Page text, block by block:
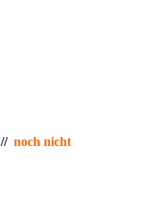
//noch nicht